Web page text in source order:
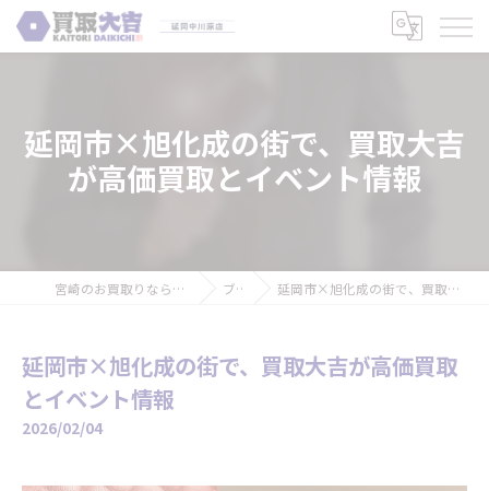
延岡市×旭化成の街で、買取大吉
が高価買取とイベント情報
宮崎のお買取りなら買取大吉 延岡中川原店 ブログ 延岡市×旭化成の街で、買取大吉が高価買取とイベント情報
延岡市×旭化成の街で、買取大吉が高価買取
とイベント情報
2026/02/04